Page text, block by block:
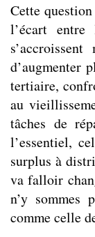
Cette
l’écart
d’augmenter
tertiaire,
au
tâches de
l’essentiel,
surplus à
va falloir
n’y sommes
comme celle